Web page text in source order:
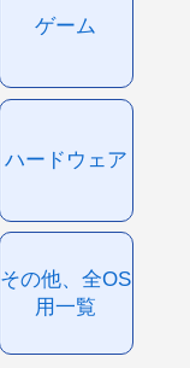
ゲーム
ハードウェア
その他、全OS
用一覧